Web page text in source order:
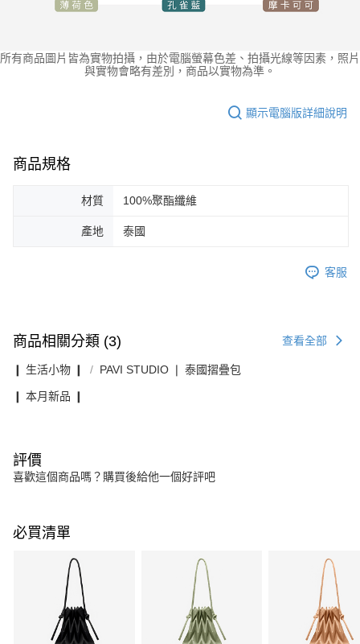
所有商品圖片皆為實物拍攝，由於電腦螢幕色差、拍攝光線等因素，照片
與實物會略有差別，商品以實物為準。
顯示電腦版詳細說明
商品規格
材質 100%聚酯纖維
產地 泰國
客服
商品相關分類 (3) 查看全部
❙ 生活小物 ❙ PAVI STUDIO ❘ 泰國摺疊包
❙ 本月新品 ❙
評價
喜歡這個商品嗎？購買後給他一個好評吧
必買清單